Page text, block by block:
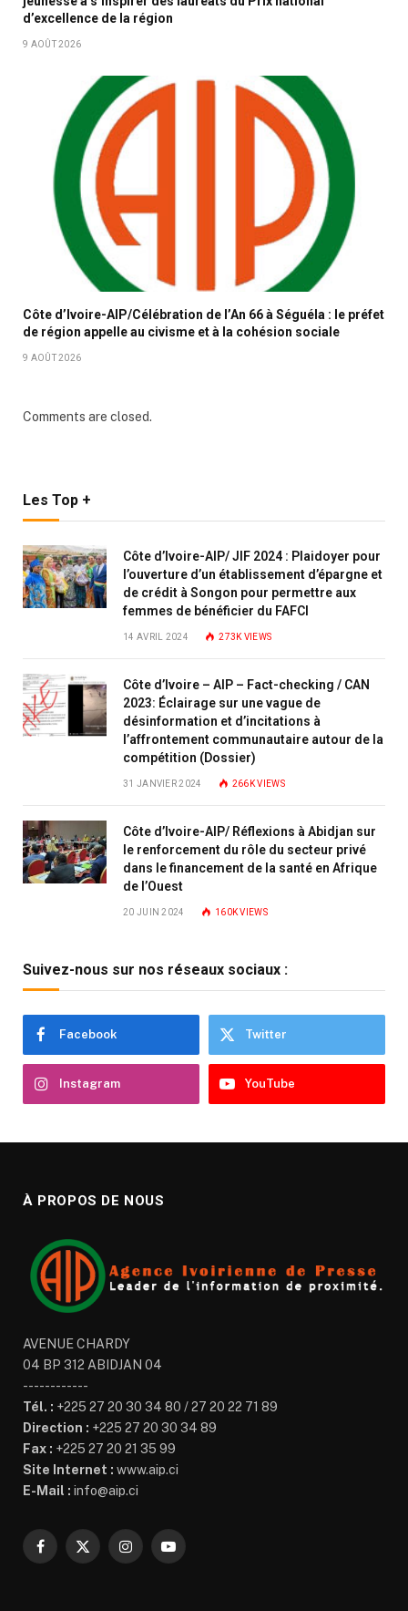
d’excellence de la région
9 AOÛT 2026
Côte d’Ivoire-AIP/Célébration de l’An 66 à Séguéla : le préfet
de région appelle au civisme et à la cohésion sociale
9 AOÛT 2026
Comments are closed.
Les Top +
Côte d’Ivoire-AIP/ JIF 2024 : Plaidoyer pour
l’ouverture d’un établissement d’épargne et
de crédit à Songon pour permettre aux
femmes de bénéficier du FAFCI
14 AVRIL 2024 273K VIEWS
Côte d’Ivoire – AIP – Fact-checking / CAN
2023: Éclairage sur une vague de
désinformation et d’incitations à
l’affrontement communautaire autour de la
compétition (Dossier)
31 JANVIER 2024 266KVIEWS
Côte d’Ivoire-AIP/ Réflexions à Abidjan sur
le renforcement du rôle du secteur privé
dans le financement de la santé en Afrique
de l’Ouest
20 JUIN 2024 160KVIEWS
Suivez-nous sur nos réseaux sociaux :
Facebook Twitter
Instagram YouTube
À PROPOS DE NOUS
AVENUE CHARDY
04 BP 312 ABIDJAN 04
------------
Tél. : +225 27 20 30 34 80 / 27 20 22 71 89
Direction : +225 27 20 30 34 89
Fax : +225 27 20 21 35 99
Site Internet : www.aip.ci
E-Mail : info@aip.ci
Facebook
X
InstagramYouTube